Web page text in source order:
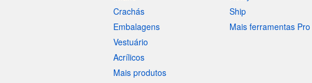
Crachás
Embalagens
Vestuário
Acrílicos
Mais produtos
Ship
Mais ferramentas Pro